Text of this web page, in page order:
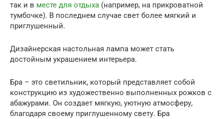
так и в месте для отдыха (например, на прикроватной
тумбочке). В последнем случае свет более мягкий и
приглушенный.
Дизайнерская настольная лампа может стать
достойным украшением интерьера.
Бра – это светильник, который представляет собой
конструкцию из художественно выполненных рожков с
абажурами. Он создает мягкую, уютную атмосферу,
благодаря своему приглушенному свету. Бра